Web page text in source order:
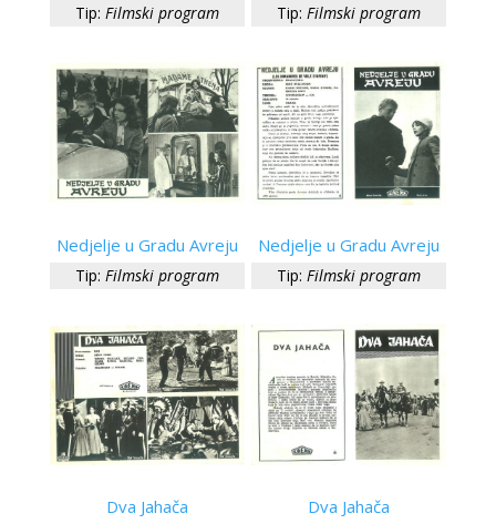
Tip: Filmski program Tip: Filmski program
Nedjelje u Gradu Avreju
Tip: Filmski program
Nedjelje u Gradu Avreju
Tip: Filmski program
Dva Jahača Dva Jahača